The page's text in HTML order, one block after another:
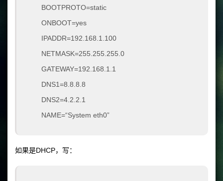
BOOTPROTO=static
ONBOOT=yes
IPADDR=192.168.1.100
NETMASK=255.255.255.0
GATEWAY=192.168.1.1
DNS1=8.8.8.8
DNS2=4.2.2.1
NAME=“System eth0”
如果是DHCP，写：